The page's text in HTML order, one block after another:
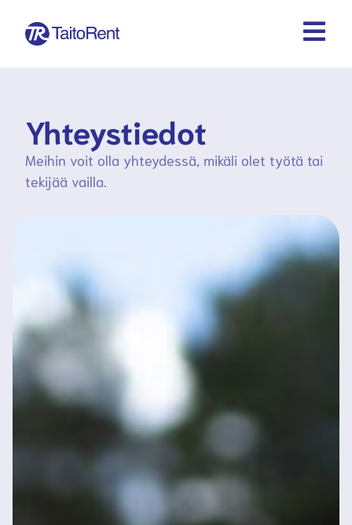
Yhteystiedot
Meihin voit olla yhteydessä, mikäli olet työtä tai
tekijää vailla.